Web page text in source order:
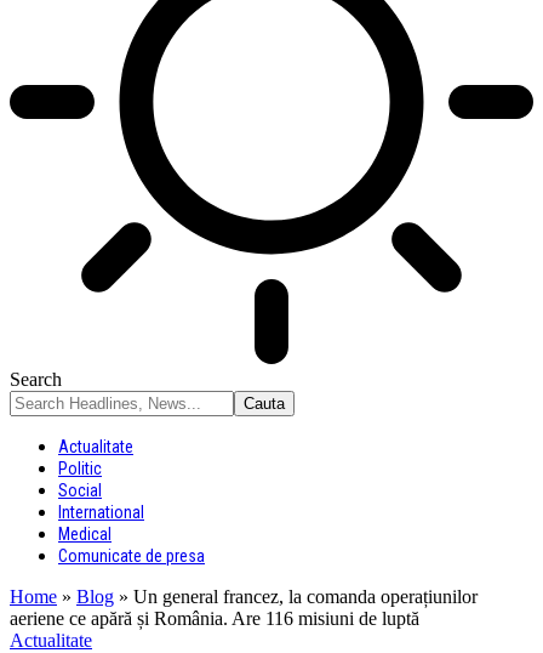
Search
Actualitate
Politic
Social
International
Medical
Comunicate de presa
Home » Blog » Un general francez, la comanda operațiunilor
aeriene ce apără și România. Are 116 misiuni de luptă
Actualitate